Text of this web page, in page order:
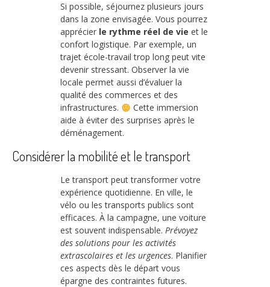
Si possible, séjournez plusieurs jours
dans la zone envisagée. Vous pourrez
apprécier le rythme réel de vie et le
confort logistique. Par exemple, un
trajet école-travail trop long peut vite
devenir stressant. Observer la vie
locale permet aussi d’évaluer la
qualité des commerces et des
infrastructures.
Cette immersion
aide à éviter des surprises après le
déménagement.
Considérer la mobilité et le transport
Le transport peut transformer votre
expérience quotidienne. En ville, le
vélo ou les transports publics sont
efficaces. À la campagne, une voiture
est souvent indispensable. Prévoyez
des solutions pour les activités
extrascolaires et les urgences. Planifier
ces aspects dès le départ vous
épargne des contraintes futures.